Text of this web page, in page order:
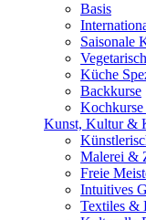
Basis
Saisonale
Küche
Backkurse
Kunst, Kultur &
Malerei &
Freie
Intuitives
Textiles &